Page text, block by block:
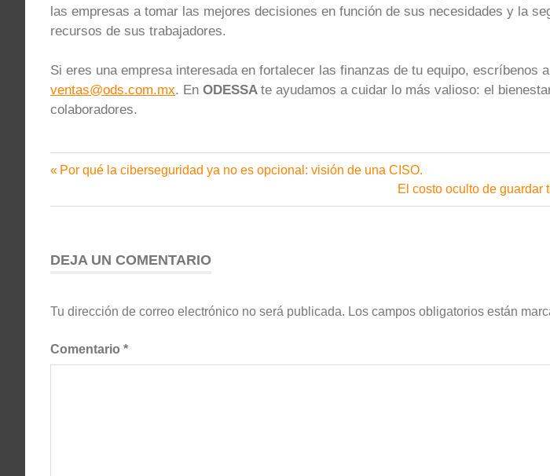
las empresas a tomar las mejores decisiones en función de sus necesidades y la
recursos de sus trabajadores.
Si eres una empresa interesada en fortalecer las finanzas de tu equipo, escríbenos a
ventas@ods.com.mx. En ODESSA te ayudamos a cuidar lo más valioso: el
colaboradores.
Navegación
de
Entrada
Por qué la ciberseguridad ya no es opcional: visión de una CISO.
Siguiente
entrada:
El costo oculto de guardar
DEJA UN COMENTARIO
Tu dirección de correo electrónico no será publicada. Los campos obligatorios están
Comentario *